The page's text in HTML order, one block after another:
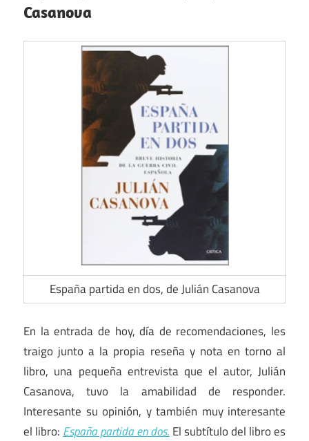
Casanova
España partida en dos, de Julián Casanova
En la entrada de hoy, día de recomendaciones, les
traigo junto a la propia reseña y nota en torno al
libro, una pequeña entrevista que el autor, Julián
Casanova, tuvo la amabilidad de responder.
Interesante su opinión, y también muy interesante
el libro: España partida en dos. El subtítulo del libro es